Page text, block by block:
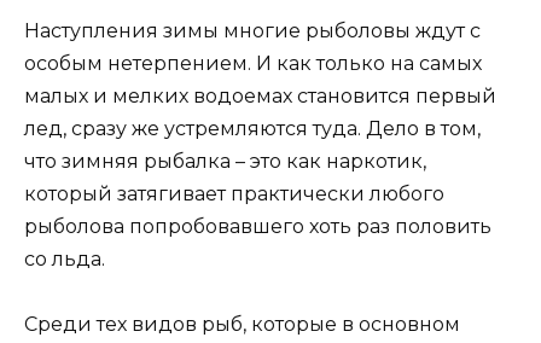
Наступления зимы многие рыболовы ждут с
особым нетерпением. И как только на самых
малых и мелких водоемах становится первый
лед, сразу же устремляются туда. Дело в том,
что зимняя рыбалка – это как наркотик,
который затягивает практически любого
рыболова попробовавшего хоть раз половить
со льда.
Среди тех видов рыб, которые в основном